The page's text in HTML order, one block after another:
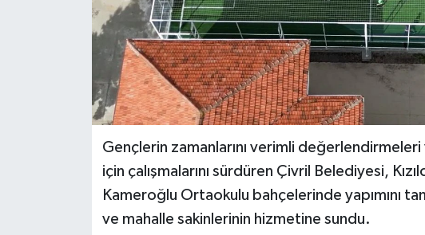
Gençlerin zamanlarını verimli
için çalışmalarını sürdüren Çivril Belediyesi,
Kameroğlu Ortaokulu bahçelerinde yapımını
ve mahalle sakinlerinin hizmetine sundu.